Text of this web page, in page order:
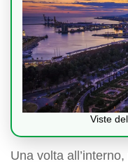
Viste
Una volta